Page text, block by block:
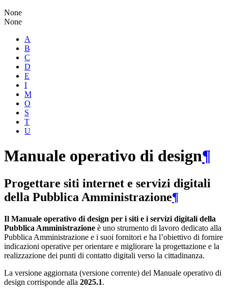
None
None
A
B
C
D
E
I
M
O
S
T
U
Manuale operativo di design¶
Progettare siti internet e servizi digitali
della Pubblica Amministrazione¶
Il Manuale operativo di design per i siti e i servizi digitali della
Pubblica Amministrazione è uno strumento di lavoro dedicato alla
Pubblica Amministrazione e i suoi fornitori e ha l’obiettivo di fornire
indicazioni operative per orientare e migliorare la progettazione e la
realizzazione dei punti di contatto digitali verso la cittadinanza.
La versione aggiornata (versione corrente) del Manuale operativo di
design corrisponde alla 2025.1.